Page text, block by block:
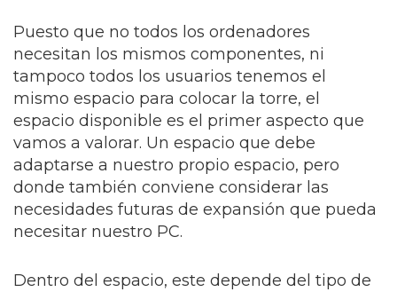
Puesto que no todos los ordenadores
necesitan los mismos componentes, ni
tampoco todos los usuarios tenemos el
mismo espacio para colocar la torre, el
espacio disponible es el primer aspecto que
vamos a valorar. Un espacio que debe
adaptarse a nuestro propio espacio, pero
donde también conviene considerar las
necesidades futuras de expansión que pueda
necesitar nuestro PC.
Dentro del espacio, este depende del tipo de